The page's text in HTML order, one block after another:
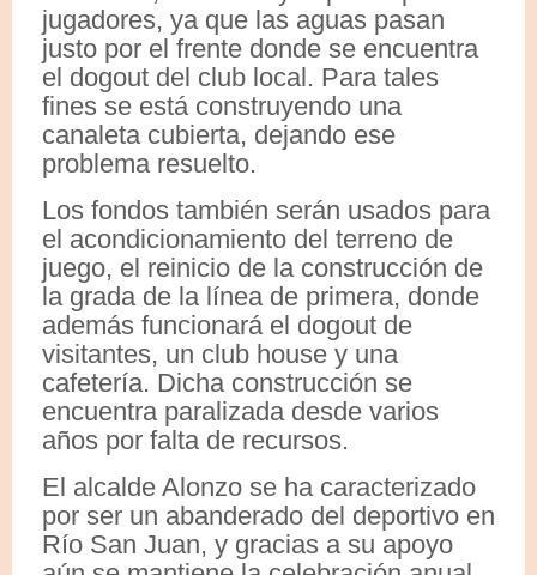
jugadores, ya que las aguas pasan
justo por el frente donde se encuentra
el dogout del club local. Para tales
fines se está construyendo una
canaleta cubierta, dejando ese
problema resuelto.
Los fondos también serán usados para
el acondicionamiento del terreno de
juego, el reinicio de la construcción de
la grada de la línea de primera, donde
además funcionará el dogout de
visitantes, un club house y una
cafetería. Dicha construcción se
encuentra paralizada desde varios
años por falta de recursos.
El alcalde Alonzo se ha caracterizado
por ser un abanderado del deportivo en
Río San Juan, y gracias a su apoyo